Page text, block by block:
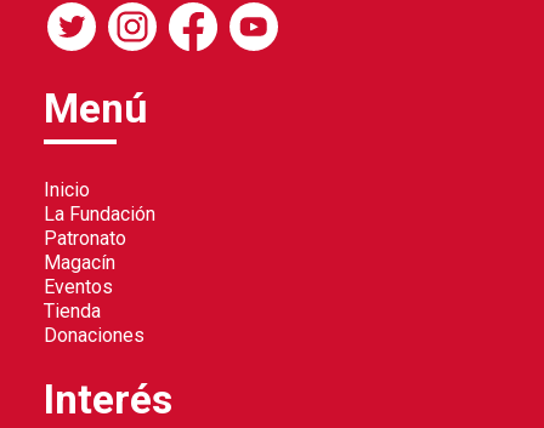
Menú
Inicio
La Fundación
Patronato
Magacín
Eventos
Tienda
Donaciones
Interés